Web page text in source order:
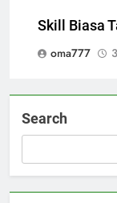
Skill Biasa
oma777
Search